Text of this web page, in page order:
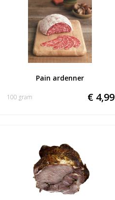
Pain ardenner
€ 4,99
100 gram